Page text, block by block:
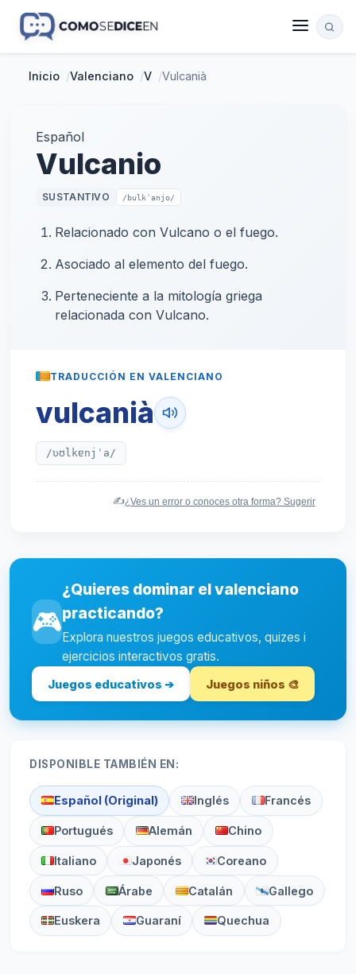
Inicio /Valenciano /V /Vulcanià
Español
Vulcanio
SUSTANTIVO /bulkˈanjo/
Relacionado con Vulcano o el fuego.
Asociado al elemento del fuego.
Perteneciente a la mitología griega
relacionada con Vulcano.
TRADUCCIÓN EN VALENCIANO
vulcanià
/ʋʊlkɐnjˈa/
✍️¿Ves un error o conoces otra forma? Sugerir
🎮
¿Quieres dominar el valenciano
practicando?
Explora nuestros juegos educativos, quizes i
ejercicios interactivos gratis.
Juegos educativos ➔ Juegos niños 🎨
DISPONIBLE TAMBIÉN EN:
Español (Original) Inglés Francés
Portugués Alemán Chino
Italiano Japonés Coreano
Ruso Árabe Catalán Gallego
Euskera Guaraní Quechua